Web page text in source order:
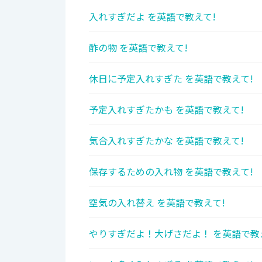
入れすぎだよ を英語で教えて!
酢の物 を英語で教えて!
休日に予定入れすぎた を英語で教えて!
予定入れすぎたかも を英語で教えて!
気合入れすぎたかな を英語で教えて!
保存するための入れ物 を英語で教えて!
空気の入れ替え を英語で教えて!
やりすぎだよ！大げさだよ！ を英語で